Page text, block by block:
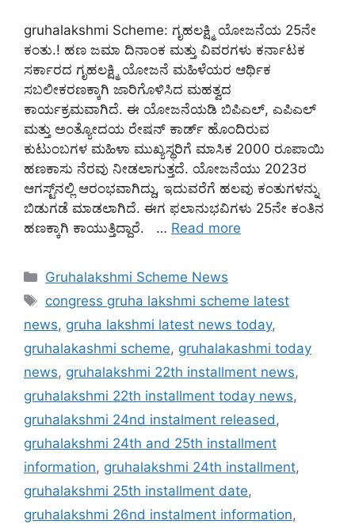
gruhalakshmi Scheme: ಗೃಹಲಕ್ಷ್ಮಿ ಯೋಜನೆಯ 25ನೇ
ಕಂತು.! ಹಣ ಜಮಾ ದಿನಾಂಕ ಮತ್ತು ವಿವರಗಳು ಕರ್ನಾಟಕ
ಸರ್ಕಾರದ ಗೃಹಲಕ್ಷ್ಮಿ ಯೋಜನೆ ಮಹಿಳೆಯರ ಆರ್ಥಿಕ
ಸಬಲೀಕರಣಕ್ಕಾಗಿ ಜಾರಿಗೊಳಿಸಿದ ಮಹತ್ವದ
ಕಾರ್ಯಕ್ರಮವಾಗಿದೆ. ಈ ಯೋಜನೆಯಡಿ ಬಿಪಿಎಲ್, ಎಪಿಎಲ್
ಮತ್ತು ಅಂತ್ಯೋದಯ ರೇಷನ್ ಕಾರ್ಡ್ ಹೊಂದಿರುವ
ಕುಟುಂಬಗಳ ಮಹಿಳಾ ಮುಖ್ಯಸ್ಥರಿಗೆ ಮಾಸಿಕ 2000 ರೂಪಾಯಿ
ಹಣಕಾಸು ನೆರವು ನೀಡಲಾಗುತ್ತದೆ. ಯೋಜನೆಯು 2023ರ
ಆಗಸ್ಟ್‌ನಲ್ಲಿ ಆರಂಭವಾಗಿದ್ದು, ಇದುವರೆಗೆ ಹಲವು ಕಂತುಗಳನ್ನು
ಬಿಡುಗಡೆ ಮಾಡಲಾಗಿದೆ. ಈಗ ಫಲಾನುಭವಿಗಳು 25ನೇ ಕಂತಿನ
ಹಣಕ್ಕಾಗಿ ಕಾಯುತ್ತಿದ್ದಾರೆ. … Read more
Categories
Gruhalakshmi Scheme News
Tags
congress gruha lakshmi scheme latest
news, gruha lakshmi latest news today,
gruhalakashmi scheme, gruhalakashmi today
news, gruhalakshmi 22th installment news,
gruhalakshmi 22th installment today news,
gruhalakshmi 24nd instalment released ,
gruhalakshmi 24th and 25th installment
information, gruhalakshmi 24th installment,
gruhalakshmi 25th installment date,
gruhalakshmi 26nd instalment information,